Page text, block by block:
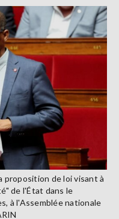
proposition de loi visant à
de l'État dans le
à l'Assemblée nationale